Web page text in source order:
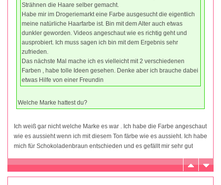
Strähnen die Haare selber gemacht.
Habe mir im Drogeriemarkt eine Farbe ausgesucht die eigentlich
meine natürliche Haarfarbe ist. Bin mit dem Alter auch etwas
dunkler geworden. Videos angeschaut wie es richtig geht und
ausprobiert. Ich muss sagen ich bin mit dem Ergebnis sehr
zufrieden.
Das nächste Mal mache ich es vielleicht mit 2 verschiedenen
Farben , habe tolle Ideen gesehen. Denke aber ich brauche dabei
etwas Hilfe von einer Freundin
Welche Marke hattest du?
Ich weiß gar nicht welche Marke es war . Ich habe die Farbe angeschaut
wie es aussieht wenn ich mit diesem Ton färbe wie es aussieht. Ich habe
mich für Schokoladenbraun entschieden und es gefällt mir sehr gut